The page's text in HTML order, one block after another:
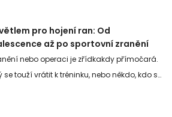
pro hojení ran: Od
až po sportovní zranění
nebo operaci je zřídkakdy přímočará.
se touží vrátit k tréninku, nebo někdo, kdo se
po chirurgickém zákroku, tento proces
I když odpočinek a rehabilitace